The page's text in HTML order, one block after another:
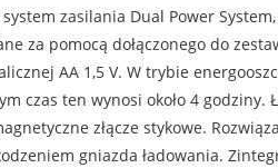
zasilania Dual Power
za pomocą dołączonego do
AA 1,5 V. W trybie
czas ten wynosi około 4 godziny.
złącze stykowe.
gniazda ładowania.